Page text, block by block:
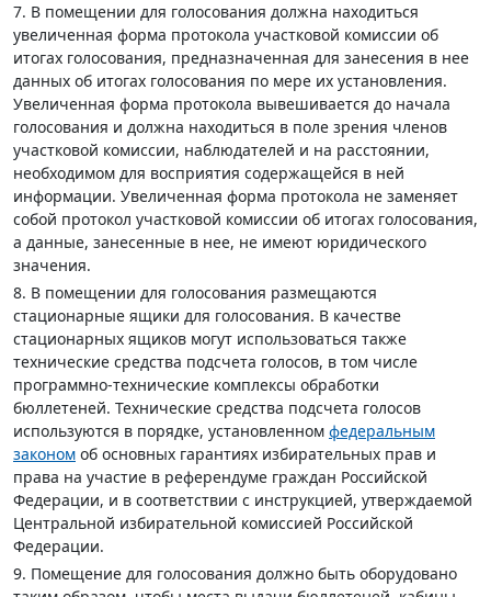
7. В помещении для голосования должна находиться
увеличенная форма протокола участковой комиссии об
итогах голосования, предназначенная для занесения в нее
данных об итогах голосования по мере их установления.
Увеличенная форма протокола вывешивается до начала
голосования и должна находиться в поле зрения членов
участковой комиссии, наблюдателей и на расстоянии,
необходимом для восприятия содержащейся в ней
информации. Увеличенная форма протокола не заменяет
собой протокол участковой комиссии об итогах голосования,
а данные, занесенные в нее, не имеют юридического
значения.
8. В помещении для голосования размещаются
стационарные ящики для голосования. В качестве
стационарных ящиков могут использоваться также
технические средства подсчета голосов, в том числе
программно-технические комплексы обработки
бюллетеней. Технические средства подсчета голосов
используются в порядке, установленном федеральным
законом об основных гарантиях избирательных прав и
права на участие в референдуме граждан Российской
Федерации, и в соответствии с инструкцией, утверждаемой
Центральной избирательной комиссией Российской
Федерации.
9. Помещение для голосования должно быть оборудовано